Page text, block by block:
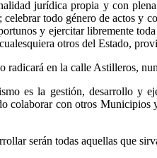
jurídica propia y con
celebrar todo género de actos y
y ejercitar libremente
otros del Estado,
en la calle Astilleros,
es la gestión, desarrollo y
colaborar con otros
serán todas aquellas que